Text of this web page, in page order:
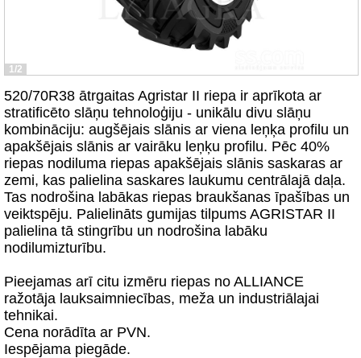
1/2
520/70R38 ātrgaitas Agristar II riepa ir aprīkota ar
stratificēto slāņu tehnoloģiju - unikālu divu slāņu
kombināciju: augšējais slānis ar viena leņķa profilu un
apakšējais slānis ar vairāku leņķu profilu. Pēc 40%
riepas nodiluma riepas apakšējais slānis saskaras ar
zemi, kas palielina saskares laukumu centrālajā daļa.
Tas nodrošina labākas riepas braukšanas īpašības un
veiktspēju. Palielināts gumijas tilpums AGRISTAR II
palielina tā stingrību un nodrošina labāku
nodilumizturību.
Pieejamas arī citu izmēru riepas no ALLIANCE
ražotāja lauksaimniecības, meža un industriālajai
tehnikai.
Cena norādīta ar PVN.
Iespējama piegāde.